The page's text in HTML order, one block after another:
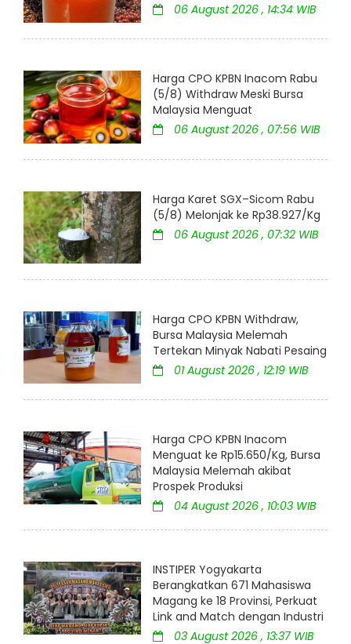
06 August 2026 , 14:34 WIB
Harga CPO KPBN Inacom Rabu
(5/8) Withdraw Meski Bursa
Malaysia Menguat
06 August 2026 , 07:56 WIB
Harga Karet SGX–Sicom Rabu
(5/8) Melonjak ke Rp38.927/Kg
06 August 2026 , 07:32 WIB
Harga CPO KPBN Withdraw,
Bursa Malaysia Melemah
Tertekan Minyak Nabati Pesaing
01 August 2026 , 12:19 WIB
Harga CPO KPBN Inacom
Menguat ke Rp15.650/Kg, Bursa
Malaysia Melemah akibat
Prospek Produksi
04 August 2026 , 10:03 WIB
INSTIPER Yogyakarta
Berangkatkan 671 Mahasiswa
Magang ke 18 Provinsi, Perkuat
Link and Match dengan Industri
03 August 2026 , 13:37 WIB